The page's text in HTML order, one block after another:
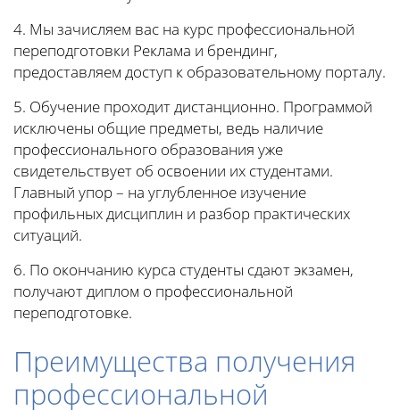
4. Мы зачисляем вас на курс профессиональной
переподготовки Реклама и брендинг,
предоставляем доступ к образовательному порталу.
5. Обучение проходит дистанционно. Программой
исключены общие предметы, ведь наличие
профессионального образования уже
свидетельствует об освоении их студентами.
Главный упор – на углубленное изучение
профильных дисциплин и разбор практических
ситуаций.
6. По окончанию курса студенты сдают экзамен,
получают диплом о профессиональной
переподготовке.
Преимущества получения
профессиональной